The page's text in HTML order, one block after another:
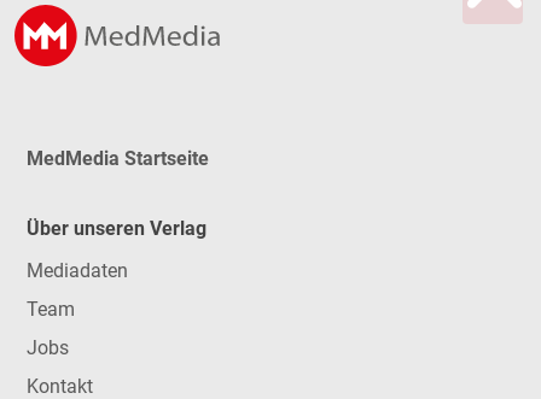
MedMedia Startseite
Über unseren Verlag
Mediadaten
Team
Jobs
Kontakt